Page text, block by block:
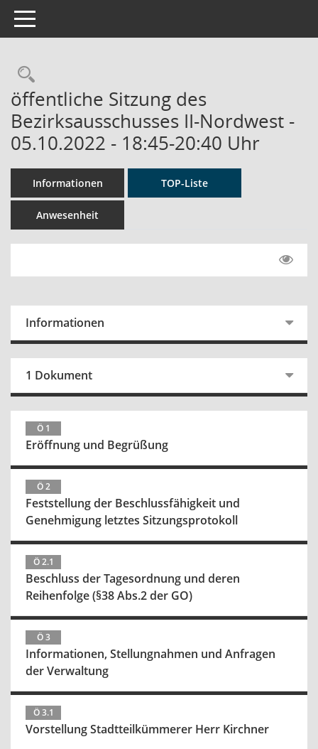
Toggle navigation
Rechercheauswahl
öffentliche Sitzung des
Bezirksausschusses II-Nordwest -
05.10.2022 - 18:45-20:40 Uhr
Informationen TOP-Liste
Anwesenheit
Informationen
1 Dokument
Ö 1
Eröffnung und Begrüßung
Ö 2
Feststellung der Beschlussfähigkeit und
Genehmigung letztes Sitzungsprotokoll
Ö 2.1
Beschluss der Tagesordnung und deren
Reihenfolge (§38 Abs.2 der GO)
Ö 3
Informationen, Stellungnahmen und Anfragen
der Verwaltung
Ö 3.1
Vorstellung Stadtteilkümmerer Herr Kirchner